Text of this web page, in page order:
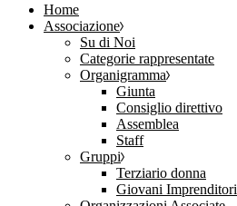
Home
Associazione
Su di Noi
Categorie rappresentate
Organigramma
Giunta
Consiglio direttivo
Assemblea
Staff
Gruppi
Terziario donna
Giovani Imprenditori